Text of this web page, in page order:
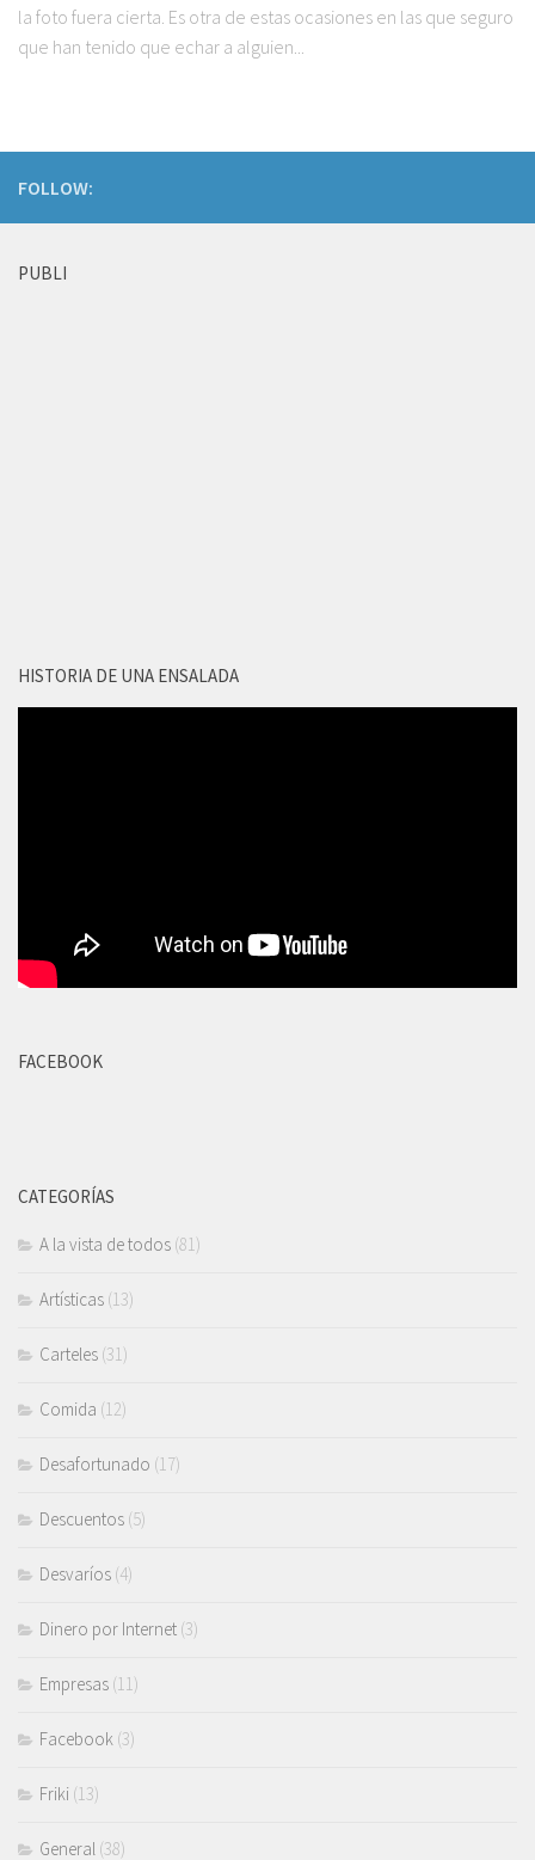
la foto fuera cierta. Es otra de estas ocasiones en las que seguro
que han tenido que echar a alguien...
FOLLOW:
PUBLI
HISTORIA DE UNA ENSALADA
FACEBOOK
CATEGORÍAS
A la vista de todos (81)
Artísticas (13)
Carteles (31)
Comida (12)
Desafortunado (17)
Descuentos (5)
Desvaríos (4)
Dinero por Internet (3)
Empresas (11)
Facebook (3)
Friki (13)
General (38)